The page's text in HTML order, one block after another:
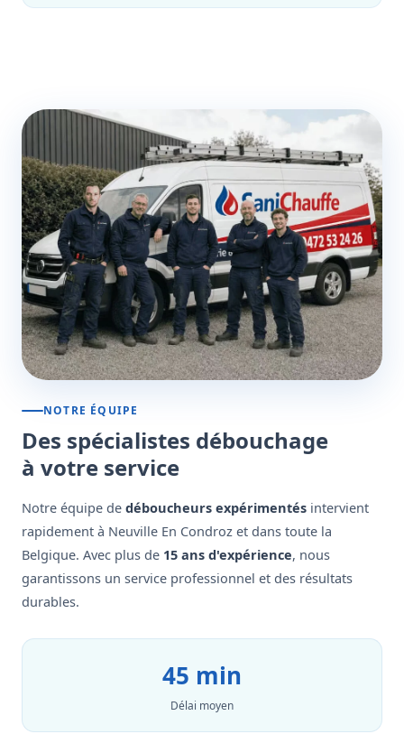
NOTRE ÉQUIPE
Des spécialistes débouchage
à votre service
Notre équipe de déboucheurs expérimentés intervient
rapidement à Neuville En Condroz et dans toute la
Belgique. Avec plus de 15 ans d'expérience, nous
garantissons un service professionnel et des résultats
durables.
45 min
Délai moyen